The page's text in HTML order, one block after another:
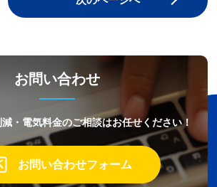
お問い合わせ
・電気料金のご相談はお任せください！
お問い合わせフォーム